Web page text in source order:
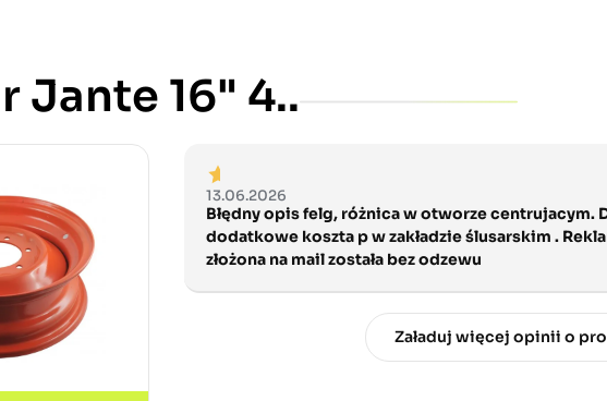
Jante 16" 4..
13.06.2026
Błędny opis felg, różnica w otworze centrujacym.
dodatkowe koszta p w zakładzie ślusarskim .
złożona na mail została bez odzewu
Załaduj więcej opinii o